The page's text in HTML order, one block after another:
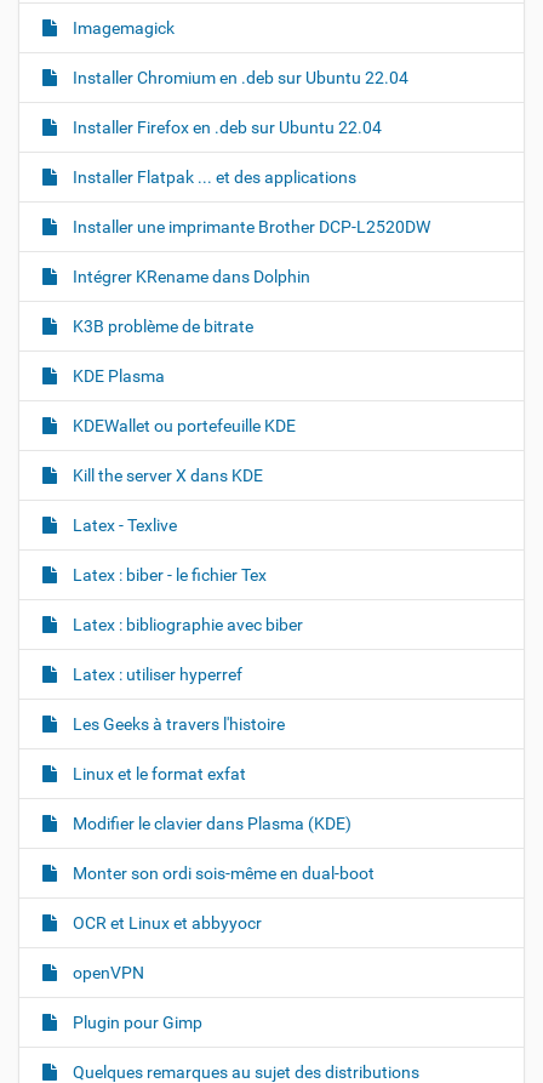
l
e
i
…
Imagemagick
Installer Chromium en .deb sur Ubuntu 22.04
Installer Firefox en .deb sur Ubuntu 22.04
Installer Flatpak ... et des applications
Installer une imprimante Brother DCP-L2520DW
Intégrer KRename dans Dolphin
K3B problème de bitrate
KDE Plasma
KDEWallet ou portefeuille KDE
Kill the server X dans KDE
Latex - Texlive
Latex : biber - le fichier Tex
Latex : bibliographie avec biber
Latex : utiliser hyperref
Les Geeks à travers l'histoire
Linux et le format exfat
Modifier le clavier dans Plasma (KDE)
Monter son ordi sois-même en dual-boot
OCR et Linux et abbyyocr
openVPN
Plugin pour Gimp
Quelques remarques au sujet des distributions